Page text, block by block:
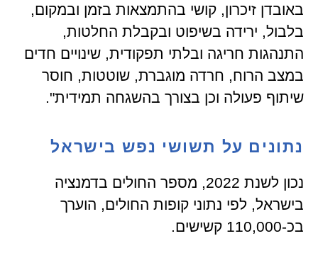
באובדן זיכרון, קושי בהתמצאות בזמן ובמקום,
בלבול, ירידה בשיפוט ובקבלת החלטות,
התנהגות חריגה ובלתי תפקודית, שינויים חדים
במצב הרוח, חרדה מוגברת, שוטטות, חוסר
שיתוף פעולה וכן בצורך בהשגחה תמידית".
נתונים על תשושי נפש בישראל
נכון לשנת 2022, מספר החולים בדמנציה
בישראל, לפי נתוני קופות החולים, הוערך
בכ-110,000 קשישים.